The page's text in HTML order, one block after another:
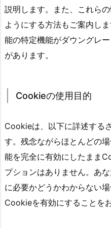
説明します。また、これら
ようにする方法もご案内し
能の特定機能がダウングレ
があります。
Сооkіеの使用目的
Сооkіеは、以下に詳述する
す。残念ながらほとんどの
能を完全に有効にしたまま
プションはありません。あ
に必要かどうかわからない
Сооkіеを有効にすることを